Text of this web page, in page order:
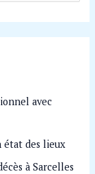
avec
état des lieux
à Sarcelles